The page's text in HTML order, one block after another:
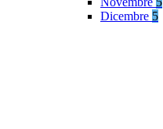
Dicembre 5